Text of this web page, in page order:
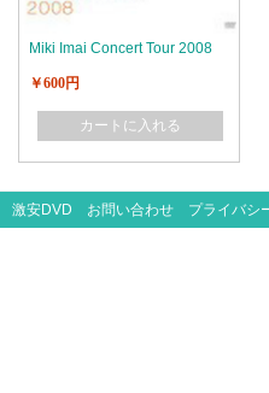
Miki Imai Concert Tour 2008
￥600円
カートに入れる
激安DVD お問い合わせ プライバシ